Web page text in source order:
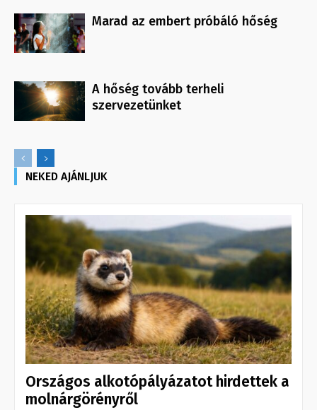
Marad az embert próbáló hőség
A hőség tovább terheli
szervezetünket
NEKED AJÁNLJUK
Országos alkotópályázatot hirdettek a
molnárgörényről